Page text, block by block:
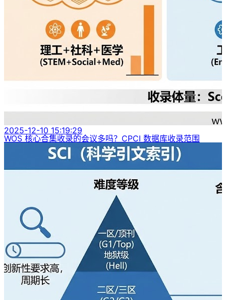
2025-12-10 15:19:29
WOS 核心合集收录的会议多吗？CPCI 数据库收录范围